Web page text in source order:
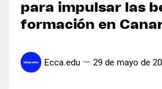
para impulsar las
formación en
Ecca.edu 29 de mayo de